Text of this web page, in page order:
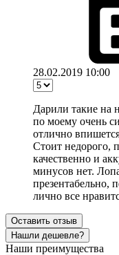
28.02.2019 10:00
Дарили такие на
по моему очень
отлично
Стоит недорого,
качественно и
минусов нет.
презентабельно,
лично все
Оставить отзыв
Нашли дешевле?
Наши преимущества